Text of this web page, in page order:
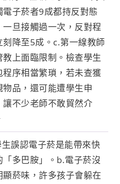
電子菸者9成都持反對態
一旦接觸過一次，反對程
刻降至5成。c.第一線教師
教上面臨限制。檢查學生
程序相當繁瑣，若未查獲
物品，還可能遭學生申
讓不少老師不敢貿然介
誤認電子菸是能帶來快
「多巴胺」。b.電子菸沒
顯菸味，許多孩子會躲在